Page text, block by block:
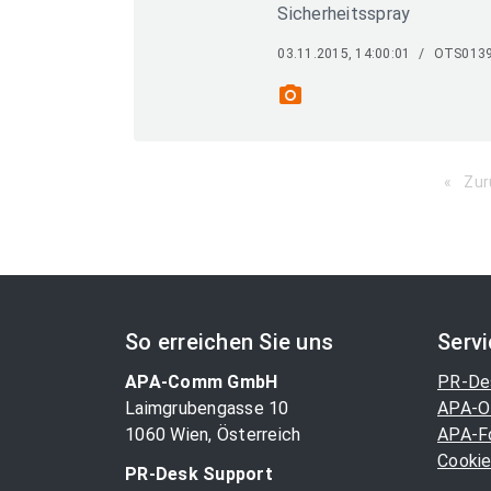
Sicherheitsspray
03.11.2015, 14:00:01 /
photo_camera
So erreichen Sie uns
APA-Comm GmbH
Laimgrubengasse 10
1060 Wien, Österreich
PR-Desk Support
PR-
APA-
APA-